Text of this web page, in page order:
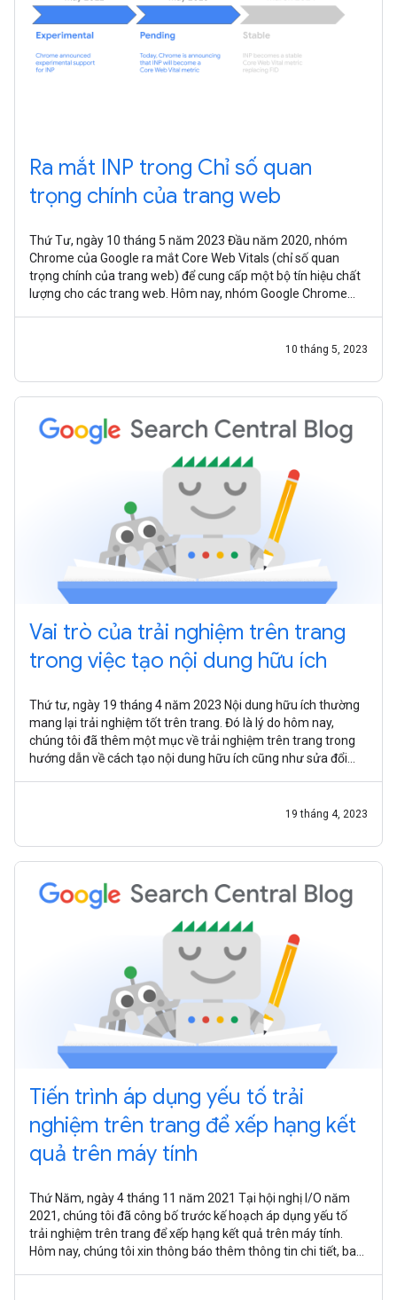
Ra mắt INP trong Chỉ số quan
trọng chính của trang web
Thứ Tư, ngày 10 tháng 5 năm 2023 Đầu năm 2020, nhóm
Chrome của Google ra mắt Core Web Vitals (chỉ số quan
trọng chính của trang web) để cung cấp một bộ tín hiệu chất
lượng cho các trang web. Hôm nay, nhóm Google Chrome
10 tháng 5, 2023
Vai trò của trải nghiệm trên trang
trong việc tạo nội dung hữu ích
Thứ tư, ngày 19 tháng 4 năm 2023 Nội dung hữu ích thường
mang lại trải nghiệm tốt trên trang. Đó là lý do hôm nay,
chúng tôi đã thêm một mục về trải nghiệm trên trang trong
hướng dẫn về cách tạo nội dung hữu ích cũng như sửa đổi
19 tháng 4, 2023
Tiến trình áp dụng yếu tố trải
nghiệm trên trang để xếp hạng kết
quả trên máy tính
Thứ Năm, ngày 4 tháng 11 năm 2021 Tại hội nghị I/O năm
2021, chúng tôi đã công bố trước kế hoạch áp dụng yếu tố
trải nghiệm trên trang để xếp hạng kết quả trên máy tính.
Hôm nay, chúng tôi xin thông báo thêm thông tin chi tiết, bao